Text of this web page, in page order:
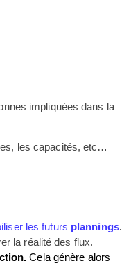
impliquées dans la
les capacités, etc…
les futurs plannings.
la réalité des flux.
Cela génère alors